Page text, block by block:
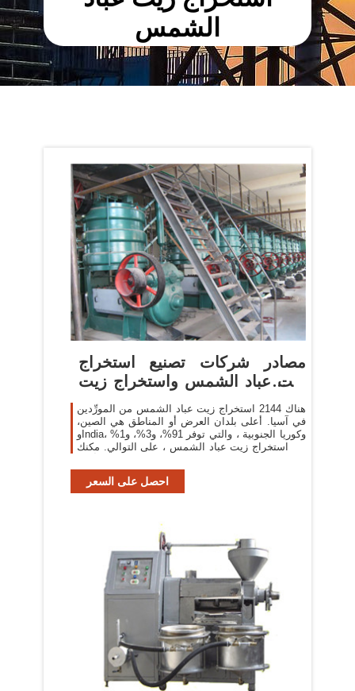
الشمس
مصادر شركات تصنيع استخراج
زيت عباد الشمس واستخراج زيت
عباد
هناك 2144 استخراج زيت عباد الشمس من المورِّدين
في آسيا. أعلى بلدان العرض أو المناطق هي الصين،
وIndia، وكوريا الجنوبية ، والتي توفر 91%، و3%، و1%
من استخراج زيت عباد الشمس ، على التوالي. مكنك
احصل على السعر